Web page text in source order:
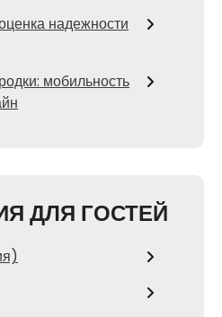
надежности
мобильность
ДЛЯ ГОСТЕЙ